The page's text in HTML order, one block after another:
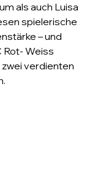
als auch Luisa
spielerische
– und
Rot- Weiss
verdienten